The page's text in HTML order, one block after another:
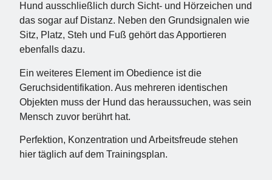
Hund ausschließlich durch Sicht- und Hörzeichen und
das sogar auf Distanz. Neben den Grundsignalen wie
Sitz, Platz, Steh und Fuß gehört das Apportieren
ebenfalls dazu.
Ein weiteres Element im Obedience ist die
Geruchsidentifikation. Aus mehreren identischen
Objekten muss der Hund das heraussuchen, was sein
Mensch zuvor berührt hat.
Perfektion, Konzentration und Arbeitsfreude stehen
hier täglich auf dem Trainingsplan.